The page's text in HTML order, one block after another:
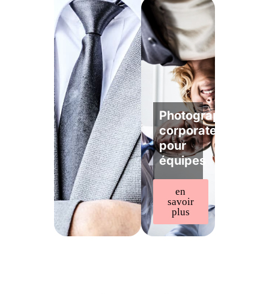
Photographe
corporate
pour
équipes
en
savoir
plus